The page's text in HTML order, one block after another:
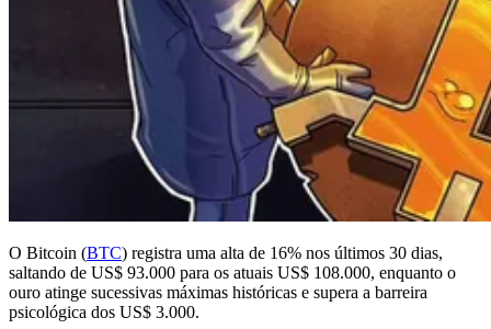
O Bitcoin (BTC) registra uma alta de 16% nos últimos 30 dias,
saltando de US$ 93.000 para os atuais US$ 108.000, enquanto o
ouro atinge sucessivas máximas históricas e supera a barreira
psicológica dos US$ 3.000.